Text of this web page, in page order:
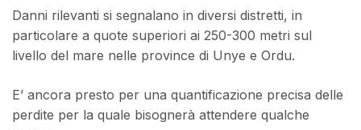
Danni rilevanti si segnalano in diversi distretti, in
particolare a quote superiori ai 250-300 metri sul
livello del mare nelle province di Unye e Ordu.
E’ ancora presto per una quantificazione precisa delle
perdite per la quale bisognerà attendere qualche